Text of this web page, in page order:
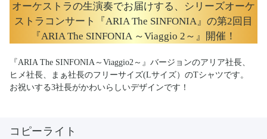
オーケストラの生演奏でお届けする、シリーズオーケ
ストラコンサート『ARIA The SINFONIA』の第2回目
『ARIA The SINFONIA ～Viaggio 2～』開催！
『ARIA The SINFONIA～Viaggio2～』バージョンのアリア社長、
ヒメ社長、まぁ社長のフリーサイズ(Lサイズ）のTシャツです。
お祝いする3社長がかわいらしいデザインです！
コピーライト